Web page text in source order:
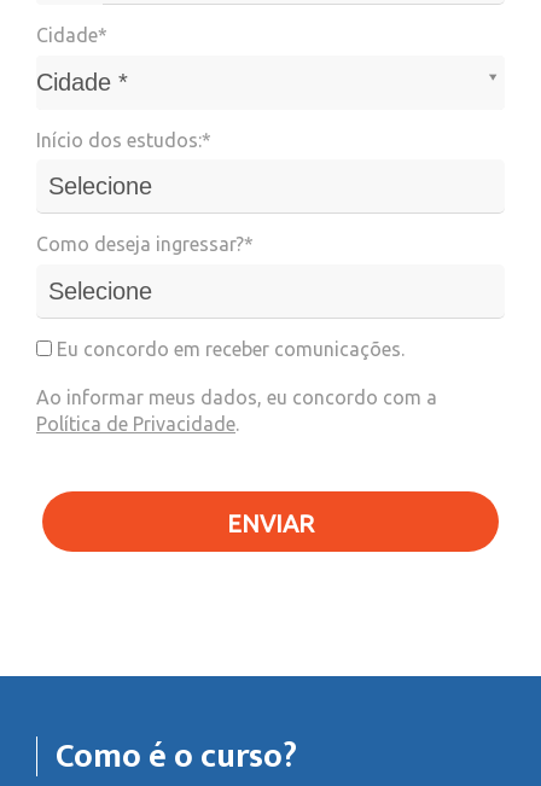
Cidade*
Cidade *
Cidade*
Início dos estudos:*
Como deseja ingressar?*
Eu concordo em receber comunicações.
Ao informar meus dados, eu concordo com a
Política de Privacidade.
ENVIAR
Como é o curso?